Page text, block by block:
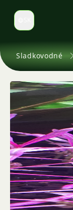
Prepnúť jazyk
Sladkovodné